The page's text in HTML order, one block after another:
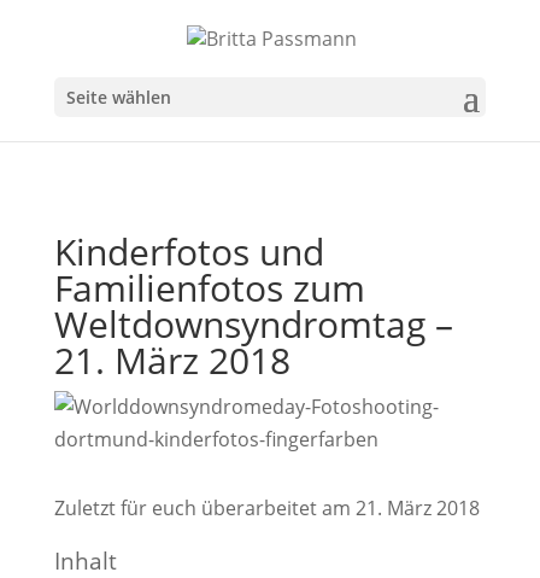
Seite wählen
Kinderfotos und
Familienfotos zum
Weltdownsyndromtag –
21. März 2018
Zuletzt für euch überarbeitet am 21. März 2018
Inhalt